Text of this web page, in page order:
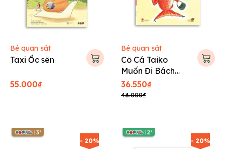
Bé quan sát
Taxi Ốc sên
55.000₫
Bé quan sát
Cô Cá Taiko
Muốn Đi Bách
Hóa
36.550₫
43.000₫
- 20% - 20%